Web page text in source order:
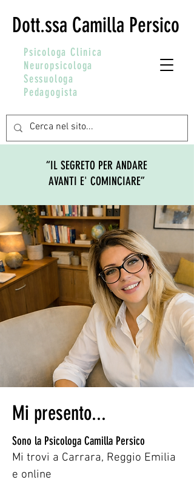
Dott.ssa Camilla Persico
Psicologa Clinica
Neuropsicologa
Sessuologa
Pedagogista
“IL SEGRETO PER ANDARE
AVANTI E' COMINCIARE”
Mi presento...
Sono la Psicologa Camilla Persico
Mi trovi a Carrara, Reggio Emilia
e online